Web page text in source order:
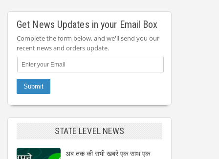
Get News Updates in your Email Box
Complete the form below, and we'll send you our
recent news and orders update.
STATE LEVEL NEWS
अब तक की सभी खबरें एक साथ एक